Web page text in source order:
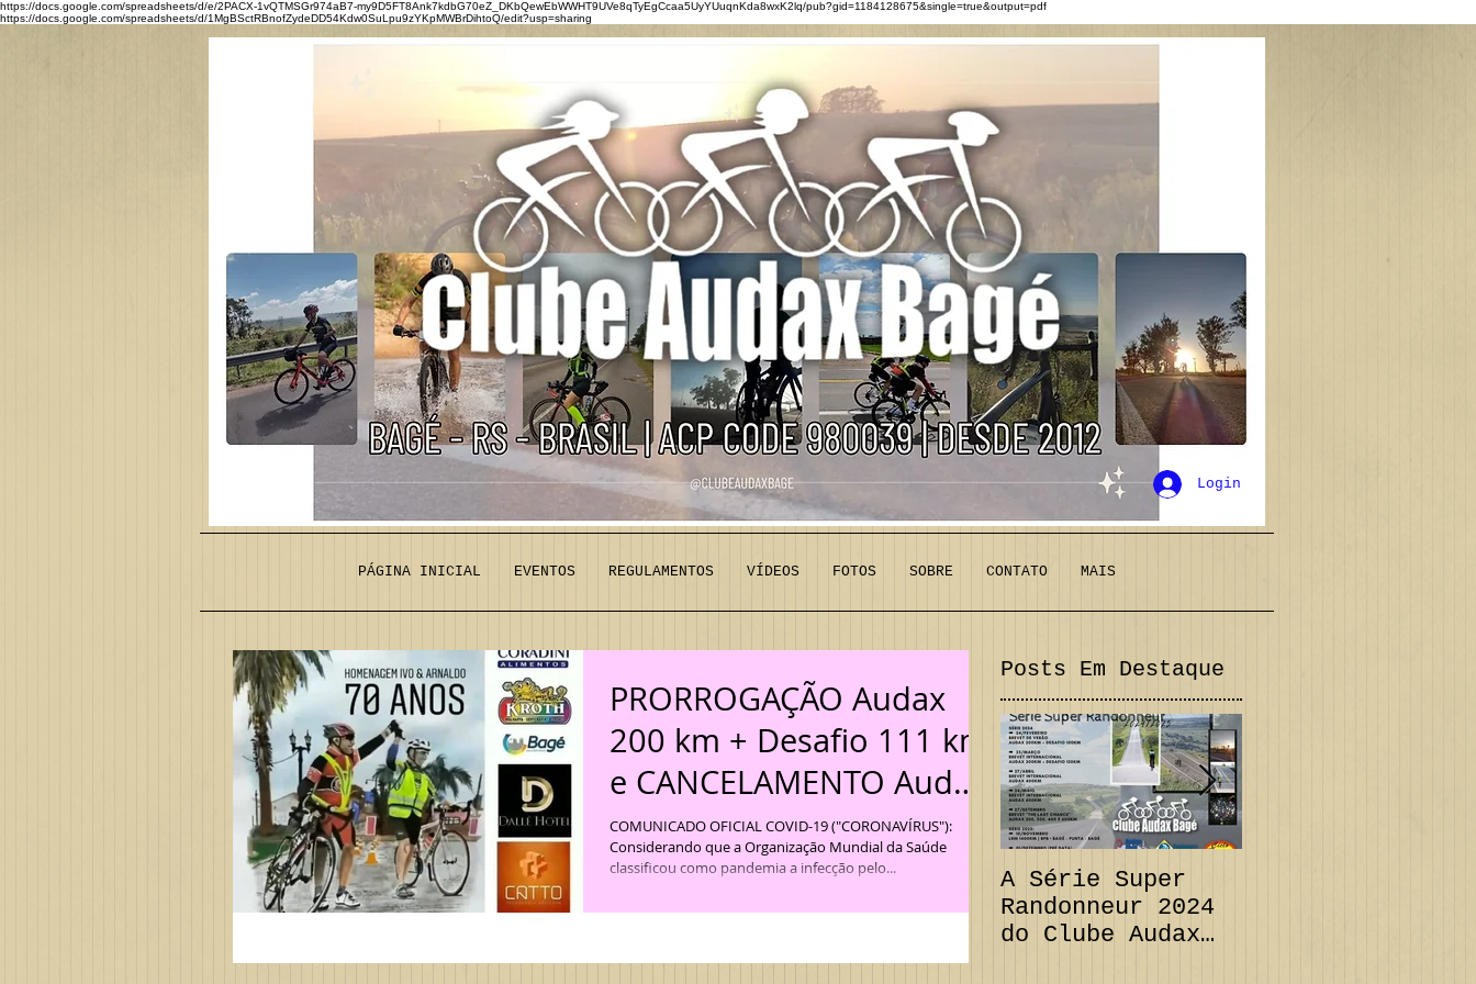
https://docs.google.com/spreadsheets/d/e/2PACX-1vQTMSGr974aB7-my9D5FT8Ank7kdbG70eZ_DKbQewEbWWHT9UVe8qTyEgCcaa5UyYUuqnKda8wxK2lq/pub?gid=1184128675&single=true&output=pdf
https://docs.google.com/spreadsheets/d/1MgBSctRBnofZydeDD54Kdw0SuLpu9zYKpMWBrDihtoQ/edit?usp=sharing
Login
PÁGINA INICIAL EVENTOS REGULAMENTOS VÍDEOS FOTOS SOBRE CONTATO MAIS
PRORROGAÇÃO Audax
200 km + Desafio 111 km
e CANCELAMENTO Audax
300 km Internacional
COMUNICADO OFICIAL COVID-19 ("CORONAVÍRUS"):
Considerando que a Organização Mundial da Saúde
classificou como pandemia a infecção pelo...
Posts Em Destaque
A Série Super
Randonneur 2024
do Clube Audax